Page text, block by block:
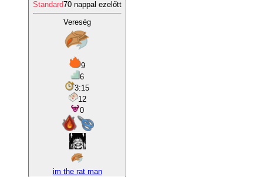
Standard70 nappal ezelőtt
Vereség
9
6
3:15
12
0
im the rat man